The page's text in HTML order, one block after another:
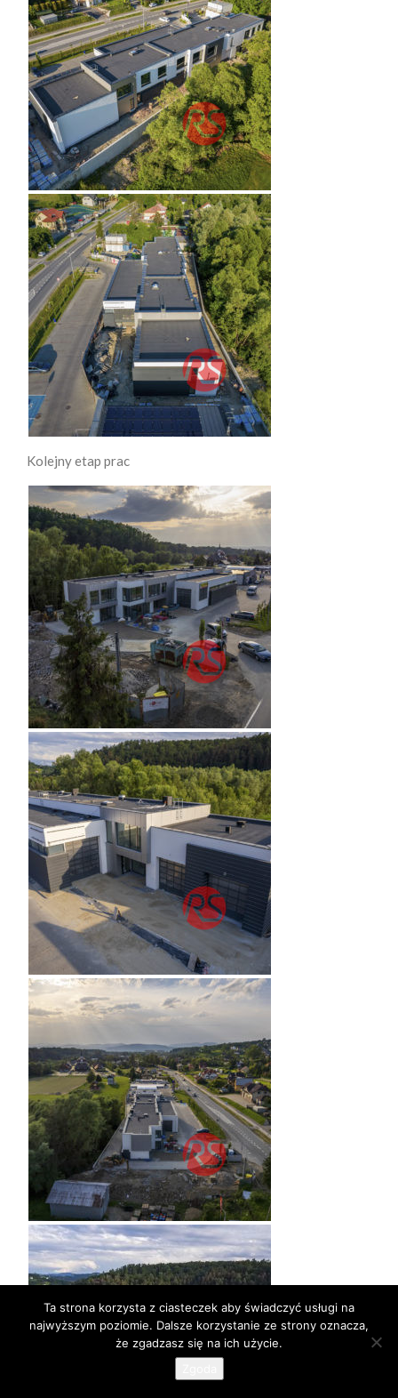
Kolejny etap prac
Ta strona korzysta z ciasteczek aby świadczyć usługi na
najwyższym poziomie. Dalsze korzystanie ze strony oznacza,
że zgadzasz się na ich użycie.